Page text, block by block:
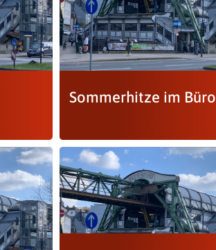
Sommerhitze im Büro